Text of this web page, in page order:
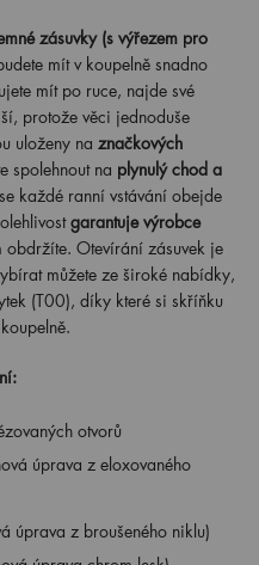
zásuvky (s výřezem pro
mít v koupelně snadno
mít po ruce, najde své
protože věci jednoduše
uloženy na značkových
spolehnout na plynulý chod a
každé ranní vstávání obejde
garantuje výrobce
obdržíte. Otevírání zásuvek je
můžete ze široké nabídky,
(T00), díky které si skříňku
otvorů
úprava z eloxovaného
úprava z broušeného niklu)